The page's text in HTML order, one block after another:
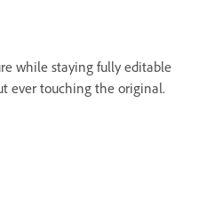
while staying fully editable
ever touching the original.